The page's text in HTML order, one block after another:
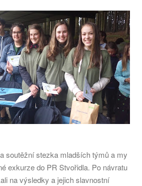
stezka mladších týmů a my
exkurze do PR Stvořidla. Po návratu
na výsledky a jejich slavnostní